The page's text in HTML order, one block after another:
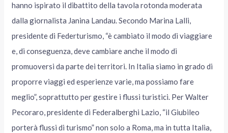
hanno ispirato il dibattito della tavola rotonda moderata
dalla giornalista Janina Landau. Secondo Marina Lalli,
presidente di Federturismo, “è cambiato il modo di viaggiare
e, di conseguenza, deve cambiare anche il modo di
promuoversi da parte dei territori. In Italia siamo in grado di
proporre viaggi ed esperienze varie, ma possiamo fare
meglio”, soprattutto per gestire i flussi turistici. Per Walter
Pecoraro, presidente di Federalberghi Lazio, “il Giubileo
porterà flussi di turismo” non solo a Roma, ma in tutta Italia,